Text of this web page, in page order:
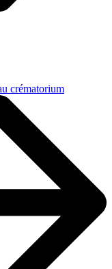
crématorium